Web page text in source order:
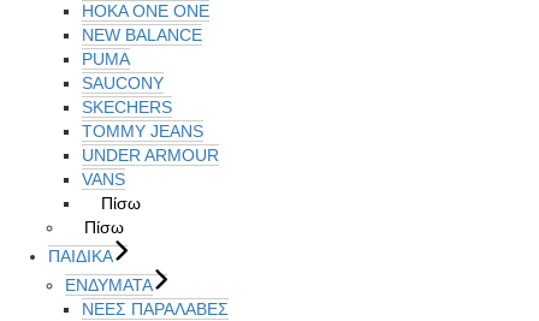
HOKA ONE ONE
NEW BALANCE
PUMA
SAUCONY
SKECHERS
TOMMY JEANS
UNDER ARMOUR
VANS
Πίσω
Πίσω
ΠΑΙΔΙΚΑ
ΕΝΔΥΜΑΤΑ
ΝΕΕΣ ΠΑΡΑΛΑΒΕΣ